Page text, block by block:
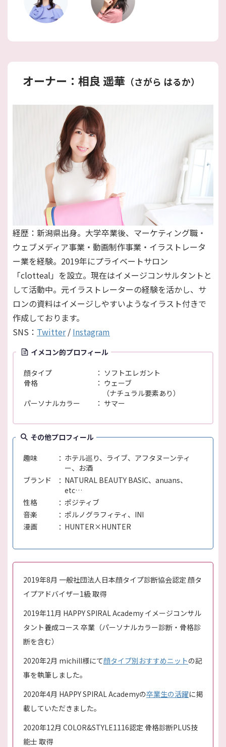
オーナー：相良 遥華 （さがら はるか）
経歴：新潟県出身。大学卒業後、マーケティング職・
ウェブメディア事業・動画制作事業・イラストレータ
ー業を経験。2019年にプライベートサロン
「clotteal」を設立。現在はイメージコンサルタントと
して活動中。元イラストレーターの経験を活かし、サ
ロンの資料はイメージしやすいようなイラスト付きで
作成しております。
SNS： Twitter/ Instagram
イメコン的プロフィール
顔タイプ
ソフトエレガント
骨格
ウェーブ
（ナチュラル要素あり）
パーソナルカラー
サマー
その他プロフィール
趣味
ホテル巡り、ライブ、アフタヌーンティ
ー、お酒
ブランド
NATURAL BEAUTY BASIC、anuans、
etc…
性格
ポジティブ
音楽
ポルノグラフィティ、INI
漫画
HUNTER×HUNTER
2019年8月 一般社団法人日本顔タイプ診断協会認定 顔タ
イプアドバイザー1級 取得
2019年11月 HAPPY SPIRAL Academy イメージコンサル
タント養成コース 卒業（パーソナルカラー診断・骨格診
断を含む）
2020年2月 michill様にて顔タイプ別おすすめニットの記
事を執筆しました。
2020年4月 HAPPY SPIRAL Academyの卒業生の活躍に掲
載していただきました。
2020年12月 COLOR&STYLE1116認定 骨格診断PLUS技
能士 取得